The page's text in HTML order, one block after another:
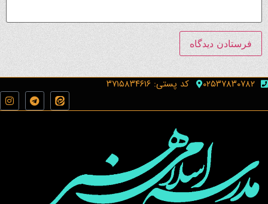
۰۲۵۳۷۸۳۰۷۸۲ کد پستی: ۳۷۱۵۸۳۴۶۱۶